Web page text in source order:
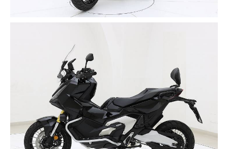
Luce da Terra: 165 mm
Lunghezza: 2.215 mm
Altezza: 1.370 mm
Configurazione Cilindri: 2 Cilindri in Parallelo
Distribuzione: Singolo albero a camme in testa
Numero valvole: 8
Raffreddamento: Liquido
Alimentazionne: Iniezione Elettronica
Alesaggio per Corsa: 77mm x 80mm
Rapporto di Compressione: 10.7:1